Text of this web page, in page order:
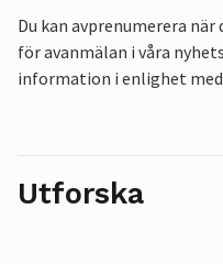
Du kan avprenumerera
för avanmälan i våra
information i enlighet
Utforska